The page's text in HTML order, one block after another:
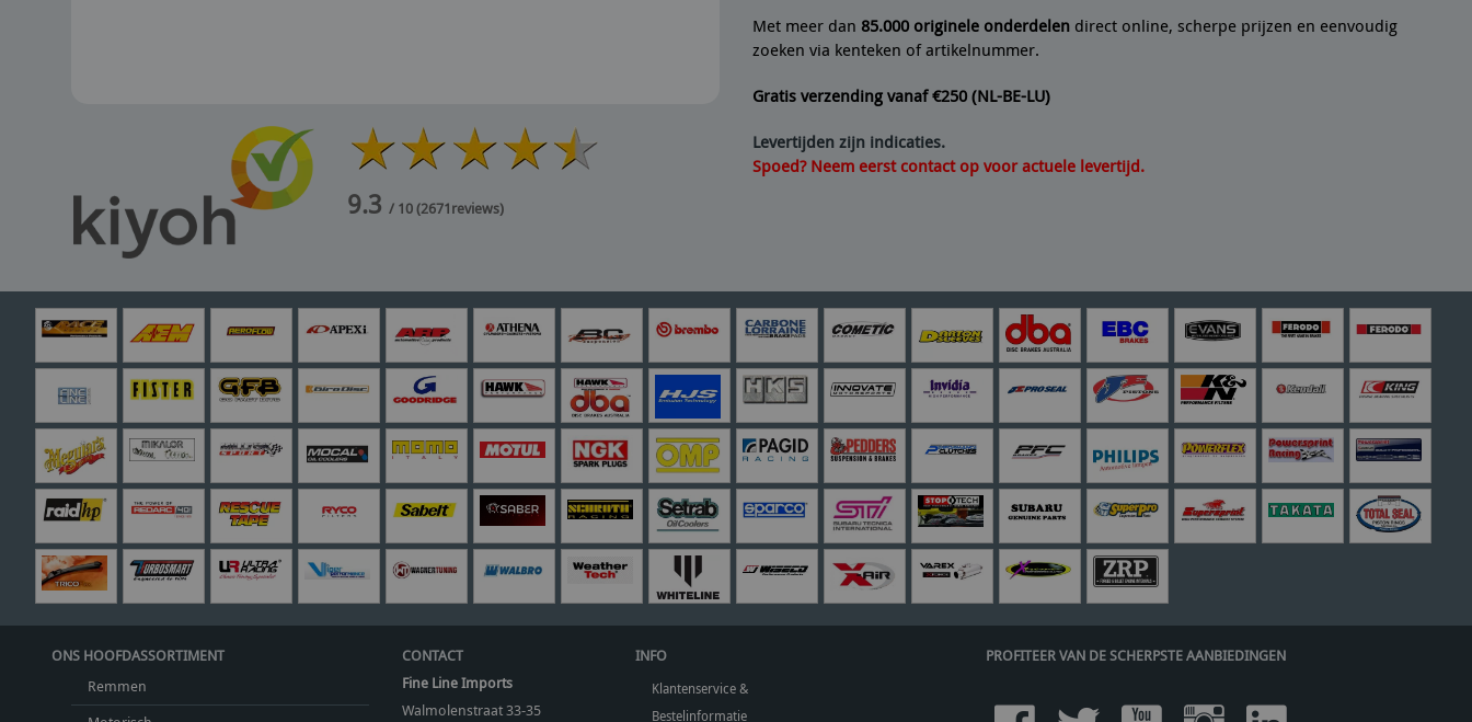
9.3/ 10(2671reviews)
Met meer dan 85.000 originele onderdelen direct online, scherpe prijzen en eenvoudig
zoeken via kenteken of artikelnummer.
Gratis verzending vanaf €250 (NL-BE-LU)
Levertijden zijn indicaties.
Spoed? Neem eerst contact op voor actuele levertijd.
ONS HOOFDASSORTIMENT
Remmen
CONTACT
Fine Line Imports
Walmolenstraat 33-35
INFO
Klantenservice &
Bestelinformatie
PROFITEER VAN DE SCHERPSTE AANBIEDINGEN